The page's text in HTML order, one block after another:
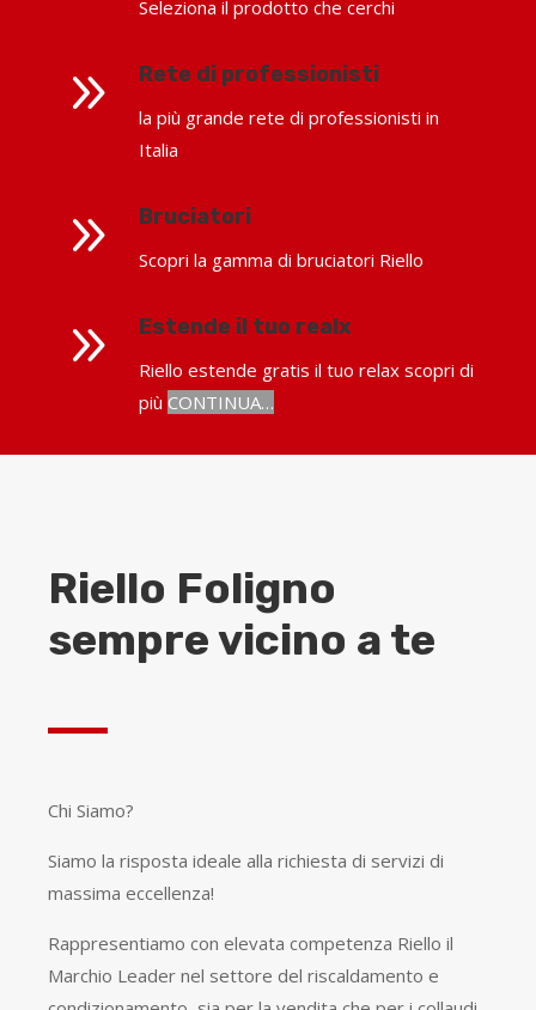
Seleziona il prodotto che cerchi
9 Rete di professionisti
la più grande rete di professionisti in
Italia
9 Bruciatori
Scopri la gamma di bruciatori Riello
9 Estende il tuo realx
Riello estende gratis il tuo relax scopri di
più CONTINUA…
Riello Foligno
sempre vicino a te
Chi Siamo?
Siamo la risposta ideale alla richiesta di servizi di
massima eccellenza!
Rappresentiamo con elevata competenza Riello il
Marchio Leader nel settore del riscaldamento e